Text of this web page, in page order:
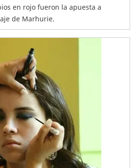
en rojo fueron la apuesta a
de Marhurie.